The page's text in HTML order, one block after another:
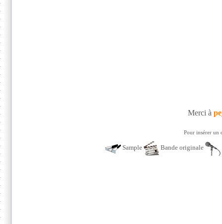
Merci à
Pour insérer un
Sample Bande originale